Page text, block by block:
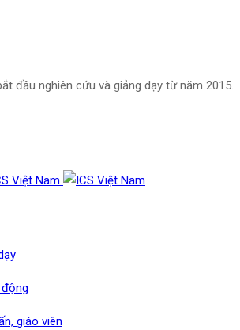
đầu nghiên cứu và giảng dạy từ năm 2015.
giáo viên